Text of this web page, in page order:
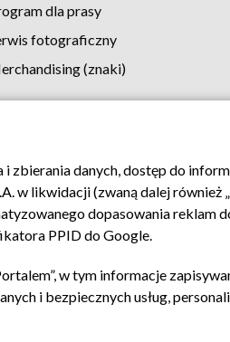
dla prasy
fotograficzny
(znaki)
reklamy Kontakt
danych, dostęp do
w likwidacji (zwaną dalej również
dopasowania reklam
PPID do Google.
w tym informacje
i bezpiecznych usług,